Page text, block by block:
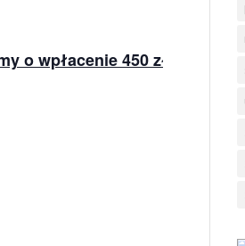
o wpłacenie 450 zł na konto